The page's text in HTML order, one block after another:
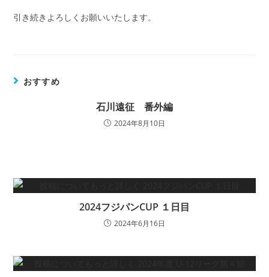
引き続きよろしくお願いいたします。
おすすめ
石川遠征 番外編
2024年8月10日
2024フジパンCUP １日目
2024年6月16日